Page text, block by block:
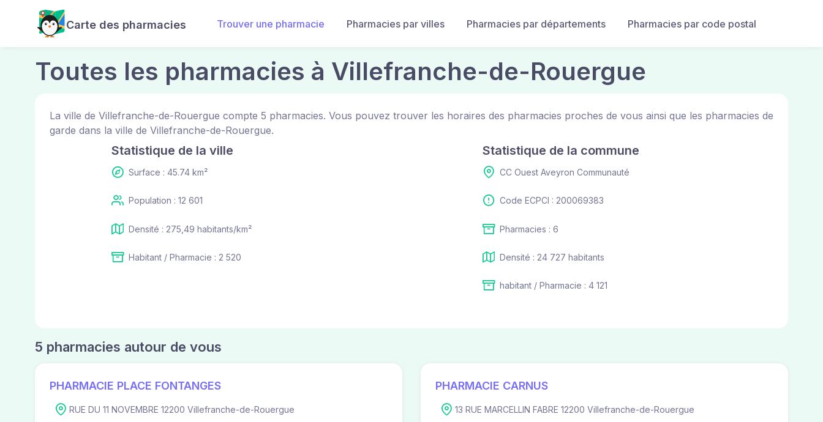
Carte des pharmacies Trouver une pharmacie Pharmacies par villes Pharmacies par départements Pharmacies par code postal
Toutes les pharmacies à Villefranche-de-Rouergue
La ville de Villefranche-de-Rouergue compte 5 pharmacies. Vous pouvez trouver les horaires des pharmacies proches de vous ainsi que les pharmacies de
garde dans la ville de Villefranche-de-Rouergue.
Statistique de la ville
Surface : 45.74 km²
Population : 12 601
Densité : 275,49 habitants/km²
Habitant / Pharmacie : 2 520
Statistique de la commune
CC Ouest Aveyron Communauté
Code ECPCI : 200069383
Pharmacies : 6
Densité : 24 727 habitants
habitant / Pharmacie : 4 121
5 pharmacies autour de vous
PHARMACIE PLACE FONTANGES
RUE DU 11 NOVEMBRE 12200 Villefranche-de-Rouergue
PHARMACIE CARNUS
13 RUE MARCELLIN FABRE 12200 Villefranche-de-Rouergue